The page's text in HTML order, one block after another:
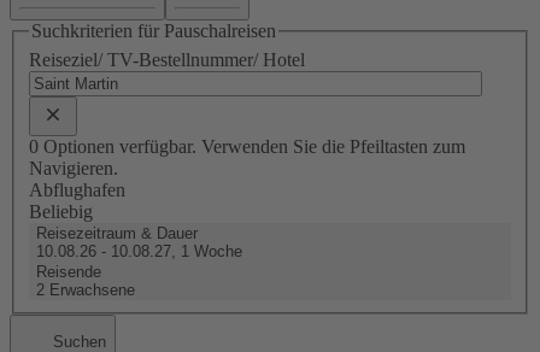
Suchkriterien für Pauschalreisen
Reiseziel/ TV-Bestellnummer/ Hotel
0 Optionen verfügbar. Verwenden Sie die Pfeiltasten zum
Navigieren.
Abflughafen
Beliebig
Reisezeitraum & Dauer
10.08.26 - 10.08.27, 1 Woche
Reisende
2 Erwachsene
Suchen